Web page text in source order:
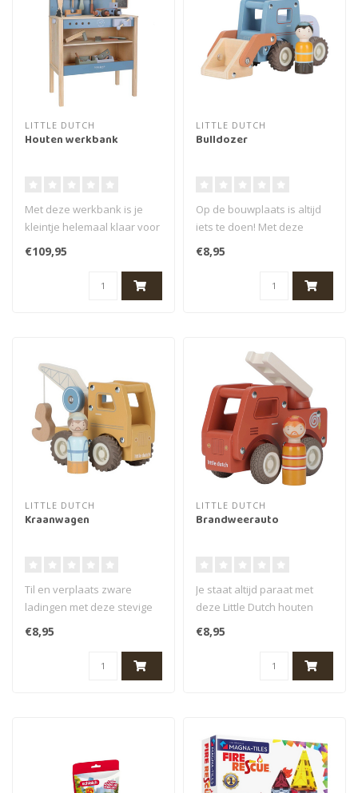
LITTLE DUTCH
Houten werkbank
Met deze werkbank is je
kleintje helemaal klaar voor
elke klus. Help papa of
mam..
€109,95
LITTLE DUTCH
Bulldozer
Op de bouwplaats is altijd
iets te doen! Met deze
houten bulldozer til je
moeite..
€8,95
LITTLE DUTCH
Kraanwagen
Til en verplaats zware
ladingen met deze stevige
hijskraan! De houten
kraanwagen..
€8,95
LITTLE DUTCH
Brandweerauto
Je staat altijd paraat met
deze Little Dutch houten
brandweerwagen met pop.
De r..
€8,95